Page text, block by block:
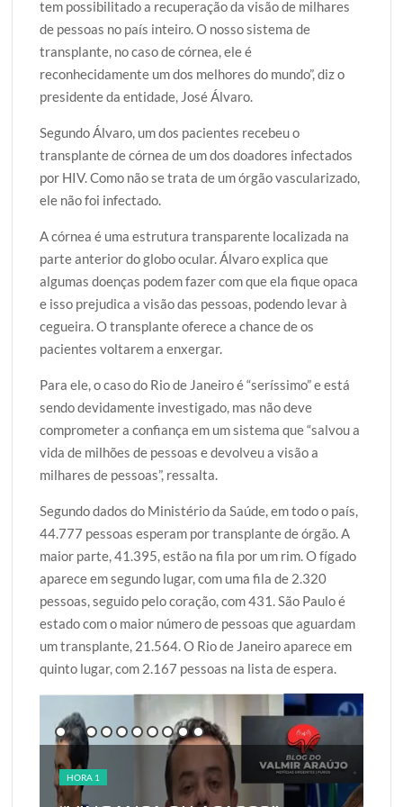
tem possibilitado a recuperação da visão de milhares
de pessoas no país inteiro. O nosso sistema de
transplante, no caso de córnea, ele é
reconhecidamente um dos melhores do mundo”, diz o
presidente da entidade, José Álvaro.
Segundo Álvaro, um dos pacientes recebeu o
transplante de córnea de um dos doadores infectados
por HIV. Como não se trata de um órgão vascularizado,
ele não foi infectado.
A córnea é uma estrutura transparente localizada na
parte anterior do globo ocular. Álvaro explica que
algumas doenças podem fazer com que ela fique opaca
e isso prejudica a visão das pessoas, podendo levar à
cegueira. O transplante oferece a chance de os
pacientes voltarem a enxergar.
Para ele, o caso do Rio de Janeiro é “seríssimo” e está
sendo devidamente investigado, mas não deve
comprometer a confiança em um sistema que “salvou a
vida de milhões de pessoas e devolveu a visão a
milhares de pessoas”, ressalta.
Segundo dados do Ministério da Saúde, em todo o país,
44.777 pessoas esperam por transplante de órgão. A
maior parte, 41.395, estão na fila por um rim. O fígado
aparece em segundo lugar, com uma fila de 2.320
pessoas, seguido pelo coração, com 431. São Paulo é
estado com o maior número de pessoas que aguardam
um transplante, 21.564. O Rio de Janeiro aparece em
quinto lugar, com 2.167 pessoas na lista de espera.
HORA 1